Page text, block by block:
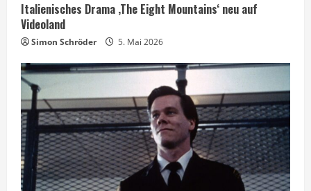
Italienisches Drama ‚The Eight Mountains‘ neu auf
Videoland
Simon Schröder 5. Mai 2026